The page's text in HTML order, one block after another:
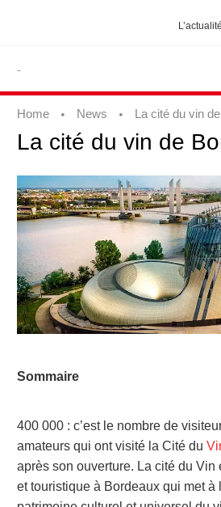
Home News La cité du vin
La cité du vin de
Sommaire
400 000 : c’est le nombre de
amateurs qui ont visité la Cité du
après son ouverture. La cité du Vin
et touristique à Bordeaux qui met à